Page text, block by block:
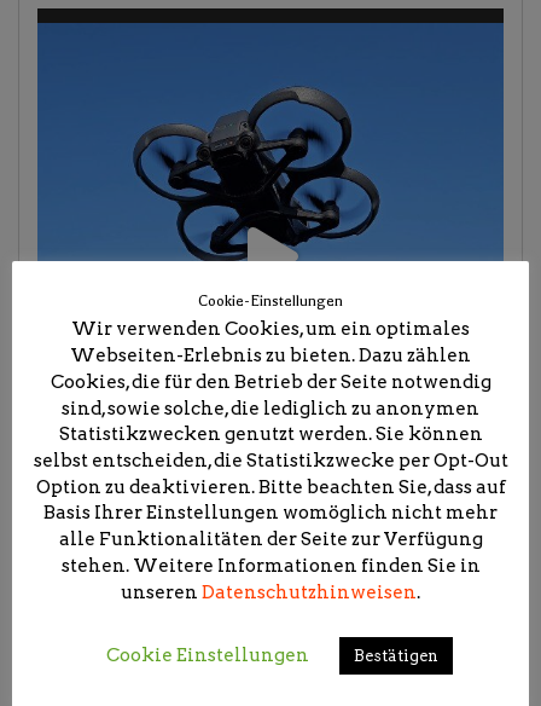
Cookie-Einstellungen
Wir verwenden Cookies, um ein optimales
Webseiten-Erlebnis zu bieten. Dazu zählen
Cookies, die für den Betrieb der Seite notwendig
sind, sowie solche, die lediglich zu anonymen
Statistikzwecken genutzt werden. Sie können
selbst entscheiden, die Statistikzwecke per Opt-Out
Option zu deaktivieren. Bitte beachten Sie, dass auf
Basis Ihrer Einstellungen womöglich nicht mehr
alle Funktionalitäten der Seite zur Verfügung
stehen. Weitere Informationen finden Sie in
unseren Datenschutzhinweisen.
Cookie Einstellungen Bestätigen